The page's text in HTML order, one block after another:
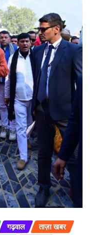
गढ़वाल
ताज़ा खबर